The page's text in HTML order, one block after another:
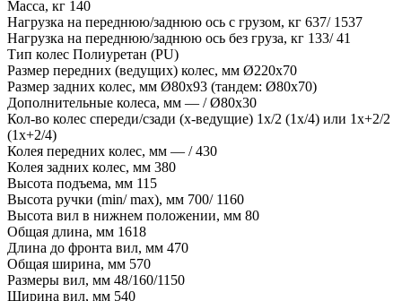
Масса, кг 140
Нагрузка на переднюю/заднюю ось с грузом, кг 637/ 1537
Нагрузка на переднюю/заднюю ось без груза, кг 133/ 41
Тип колес Полиуретан (PU)
Размер передних (ведущих) колес, мм Ø220х70
Размер задних колес, мм Ø80х93 (тандем: Ø80х70)
Дополнительные колеса, мм — / Ø80х30
Кол-во колес спереди/сзади (х-ведущие) 1х/2 (1х/4) или 1х+2/2
(1х+2/4)
Колея передних колес, мм — / 430
Колея задних колес, мм 380
Высота подъема, мм 115
Высота ручки (min/ max), мм 700/ 1160
Высота вил в нижнем положении, мм 80
Общая длина, мм 1618
Длина до фронта вил, мм 470
Общая ширина, мм 570
Размеры вил, мм 48/160/1150
Ширина вил, мм 540